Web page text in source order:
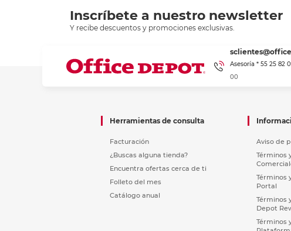
Inscríbete a nuestro newsletter
Y recibe descuentos y promociones exclusivas.
Asesoría * 55 25 82
00
Herramientas de consulta
Facturación
¿Buscas alguna tienda?
Encuentra ofertas cerca de ti
Folleto del mes
Catálogo anual
Aviso de
Términos
Términos
Portal
Términos
Depot
Términos